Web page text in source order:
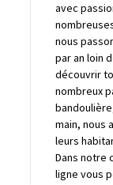
avec
nous
par an loin
découvrir
nombreux
main, nous
leurs
Dans notre
ligne vous